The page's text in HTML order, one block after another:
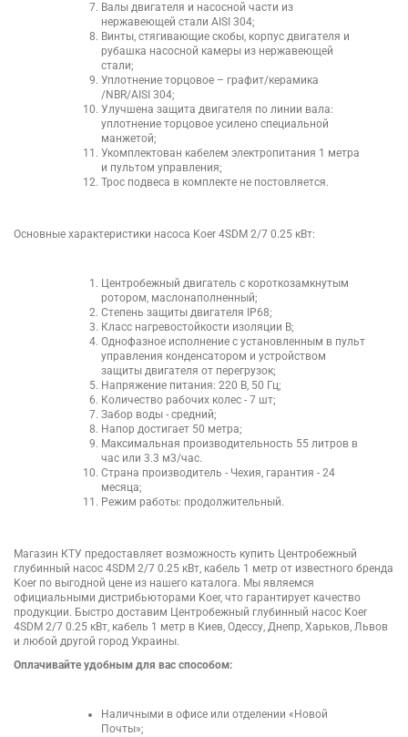
Валы двигателя и насосной части из
нержавеющей стали AISI 304;
Винты, стягивающие скобы, корпус двигателя и
рубашка насосной камеры из нержавеющей
стали;
Уплотнение торцовое – графит/керамика
/NBR/AISI 304;
Улучшена защита двигателя по линии вала:
уплотнение торцовое усилено специальной
манжетой;
Укомплектован кабелем электропитания 1 метра
и пультом управления;
Трос подвеса в комплекте не постовляется.
Основные характеристики насоса Koer 4SDM 2/7 0.25 кВт:
Центробежный двигатель с короткозамкнутым
ротором, маслонаполненный;
Степень защиты двигателя IP68;
Класс нагревостойкости изоляции В;
Однофазное исполнение с установленным в пульт
управления конденсатором и устройством
защиты двигателя от перегрузок;
Напряжение питания: 220 В, 50 Гц;
Количество рабочих колес - 7 шт;
Забор воды - средний;
Напор достигает 50 метра;
Максимальная производительность 55 литров в
час или 3.3 м3/час.
Страна производитель - Чехия, гарантия - 24
месяца;
Режим работы: продолжительный.
Магазин КТУ предоставляет возможность купить Центробежный
глубинный насос 4SDM 2/7 0.25 кВт, кабель 1 метр от известного бренда
Koer по выгодной цене из нашего каталога. Мы являемся
официальными дистрибьюторами Koer, что гарантирует качество
продукции. Быстро доставим Центробежный глубинный насос Koer
4SDM 2/7 0.25 кВт, кабель 1 метр в Киев, Одессу, Днепр, Харьков, Львов
и любой другой город Украины.
Оплачивайте удобным для вас способом:
Наличными в офисе или отделении «Новой
Почты»;